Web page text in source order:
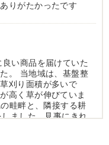
りがたかったです
い商品を届けていた
。 当地域は、基盤整
刈り面積が多いで
高く草が伸びていま
畦畔と、隣接する耕
ました。見事にきれ